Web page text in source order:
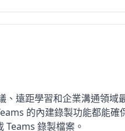
遠距學習和企業溝通領域
的內建錄製功能都能
錄製檔案。